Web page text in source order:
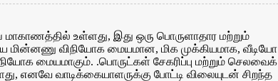
மாகாணத்தில் உள்ளது, இது ஒரு பொருளாதார மற்றும்
மின்னணு விநியோக மையமான, மிக முக்கியமாக, வீடியோ
மையமாகும். .பொருட்கள் சேகரிப்பு மற்றும் செலவைக்
எனவே வாடிக்கையாளருக்கு போட்டி விலையுடன் சிறந்த